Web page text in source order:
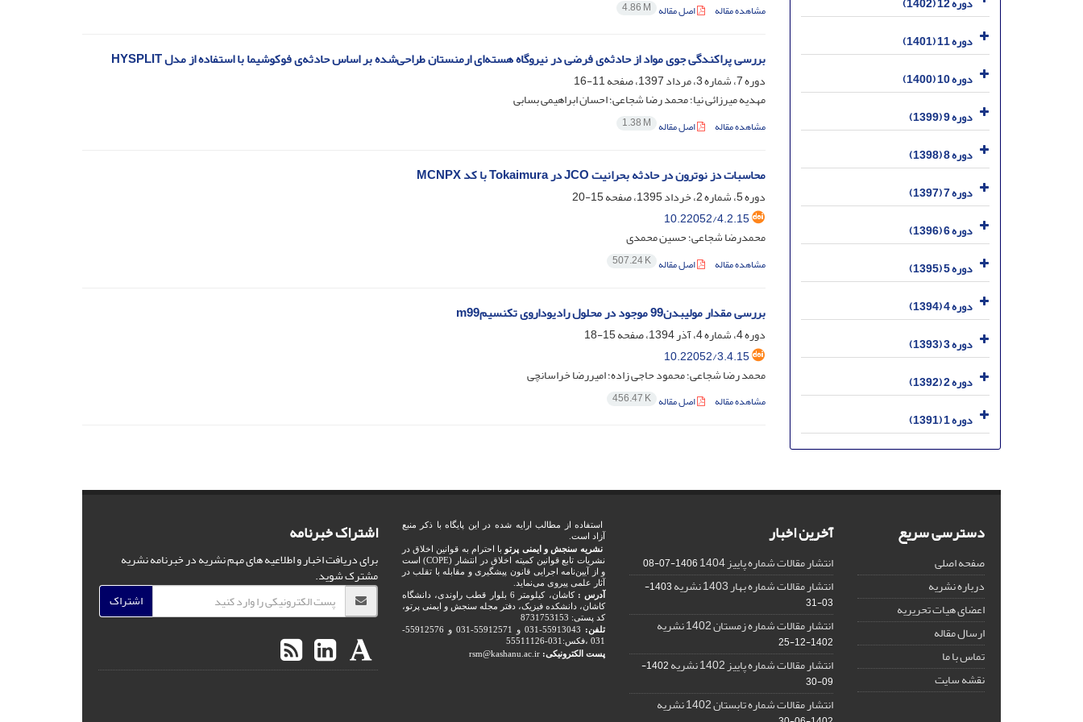
مشاهده مقاله اصل مقاله 4.86 M
بررسی پراکندگی جوی مواد از حادثه‌ی فرضی در نیروگاه هسته‌ای ارمنستان طراحی‌شده بر اساس حادثه‌ی فوکوشیما با استفاده از مدل HYSPLIT
دوره 7، شماره 3، مرداد 1397، صفحه
11-16
مهدیه میرزائی نیا؛ محمد رضا شجاعی؛ احسان ابراهیمی بسابی
مشاهده مقاله اصل مقاله 1.38 M
محاسبات دز نوترون در حادثه بحرانیت JCO در Tokaimura با کد MCNPX
دوره 5، شماره 2، خرداد 1395، صفحه
15-20
10.22052/4.2.15
محمدرضا شجاعی؛ حسین محمدی
مشاهده مقاله اصل مقاله 507.24 K
بررسی مقدار مولیبدن99 موجود در محلول رادیوداروی تکنسیمm99
دوره 4، شماره 4، آذر 1394، صفحه
15-18
10.22052/3.4.15
محمد رضا شجاعی؛ محمود حاجی زاده؛ امیررضا خراسانچی
مشاهده مقاله اصل مقاله 456.47 K
دوره 11 (1401)
دوره 10 (1400)
دوره 9 (1399)
دوره 8 (1398)
دوره 7 (1397)
دوره 6 (1396)
دوره 5 (1395)
دوره 4 (1394)
دوره 3 (1393)
دوره 2 (1392)
دوره 1 (1391)
دسترسی سریع
صفحه اصلی
درباره نشریه
اعضای هیات تحریریه
ارسال مقاله
تماس با ما
نقشه سایت
آخرین اخبار
انتشار مقالات شماره پاییز 1404 1406-07-08
انتشار مقالات شماره بهار 1403 نشریه
1403-
03-31
انتشار مقالات شماره زمستان 1402 نشریه
1402-12-25
انتشار مقالات شماره پاییز 1402 نشریه
1402-
09-30
انتشار مقالات شماره تابستان 1402 نشریه
استفاده از مطالب ارایه شده در این پایگاه با ذکر منبع
آزاد است.
نشریه سنجش و ایمنی پرتو با احترام به قوانین اخلاق در
نشریات تابع قوانین کمیته اخلاق در انتشار (COPE) است
و از آیین‌نامه اجرایی قانون پیشگیری و مقابله با تقلب در
آثار علمی پیروی می‌نماید.
آدرس :
کاشان، کیلومتر 6 بلوار قطب راوندی، دانشگاه
کاشان، دانشکده فیزیک، دفتر مجله سنجش و ایمنی پرتو،
کد پستی: 8731753153
تلفن:
55913043-031 و 55912571-031 و 55912576-
031 ،فکس:031-55511126
پست الکترونیکی: rsm@kashanu.ac.ir
اشتراک خبرنامه
برای دریافت اخبار و اطلاعیه های مهم نشریه در خبرنامه نشریه
مشترک شوید.
اشتراک